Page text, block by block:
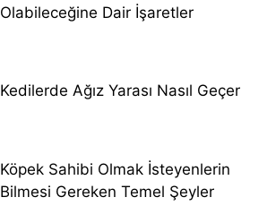
Olabileceğine Dair İşaretler
Kedilerde Ağız Yarası Nasıl Geçer
Köpek Sahibi Olmak İsteyenlerin
Bilmesi Gereken Temel Şeyler